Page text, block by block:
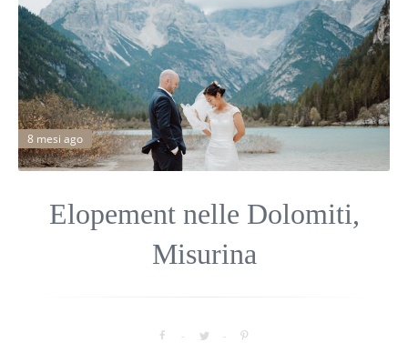
8 mesi ago
Elopement nelle Dolomiti,
Misurina